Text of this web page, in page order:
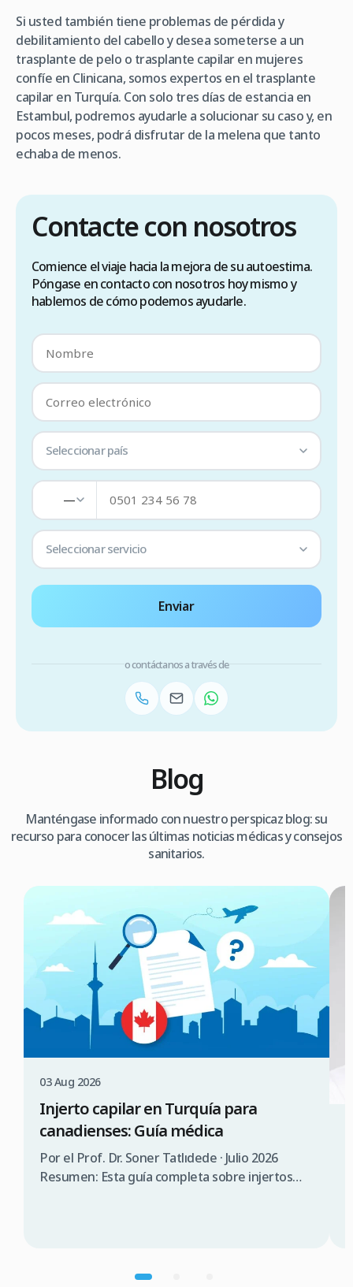
Si usted también tiene problemas de pérdida y
debilitamiento del cabello y desea someterse a un
trasplante de pelo o trasplante capilar en mujeres
confíe en Clinicana, somos expertos en el trasplante
capilar en Turquía. Con solo tres días de estancia en
Estambul, podremos ayudarle a solucionar su caso y, en
pocos meses, podrá disfrutar de la melena que tanto
echaba de menos.
Contacte con nosotros
Comience el viaje hacia la mejora de su autoestima.
Póngase en contacto con nosotros hoy mismo y
hablemos de cómo podemos ayudarle.
Seleccionar país
—
Seleccionar servicio
Enviar
o contáctanos a través de
Blog
Manténgase informado con nuestro perspicaz blog: su
recurso para conocer las últimas noticias médicas y consejos
sanitarios.
03 Aug 2026
Injerto capilar en Turquía para
canadienses: Guía médica
Por el Prof. Dr. Soner Tatlıdede · Julio 2026
Resumen: Esta guía completa sobre injertos
(90 días sin visado), lista de verificación para